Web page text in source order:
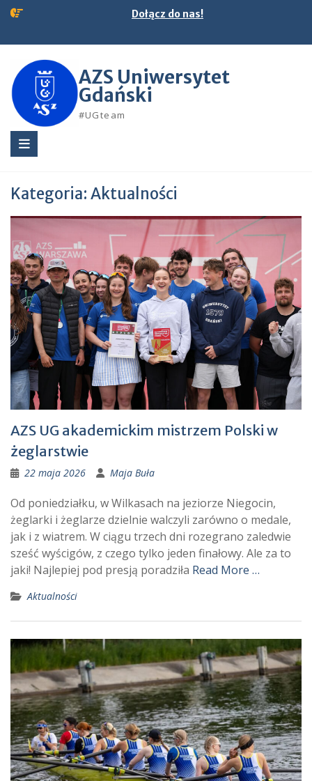
Skip
Dołącz do nas!
AZS Uniwersytet
Gdański
#UGteam
Kategoria: Aktualności
AZS UG akademickim mistrzem Polski w
żeglarstwie
22 maja 2026 Maja Buła
Od poniedziałku, w Wilkasach na jeziorze Niegocin,
żeglarki i żeglarze dzielnie walczyli zarówno o medale,
jak i z wiatrem. W ciągu trzech dni rozegrano zaledwie
sześć wyścigów, z czego tylko jeden finałowy. Ale za to
jaki! Najlepiej pod presją poradziła Read More …
Aktualności